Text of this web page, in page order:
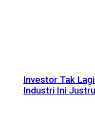
Investor Tak
Industri Ini